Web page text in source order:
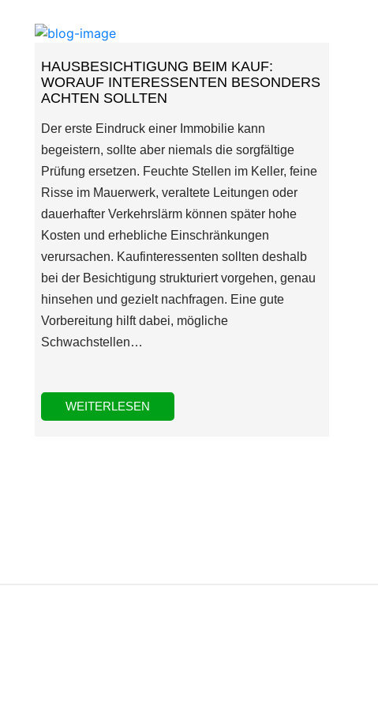
HAUSBESICHTIGUNG BEIM KAUF:
WORAUF INTERESSENTEN BESONDERS
ACHTEN SOLLTEN
Der erste Eindruck einer Immobilie kann
begeistern, sollte aber niemals die sorgfältige
Prüfung ersetzen. Feuchte Stellen im Keller, feine
Risse im Mauerwerk, veraltete Leitungen oder
dauerhafter Verkehrslärm können später hohe
Kosten und erhebliche Einschränkungen
verursachen. Kaufinteressenten sollten deshalb
bei der Besichtigung strukturiert vorgehen, genau
hinsehen und gezielt nachfragen. Eine gute
Vorbereitung hilft dabei, mögliche
Schwachstellen…
WEITERLESEN